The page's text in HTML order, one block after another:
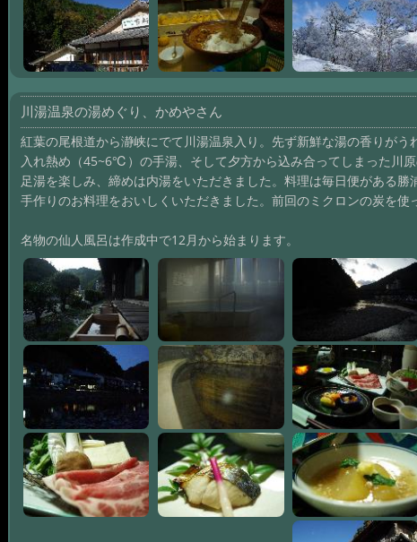
川湯温泉の湯めぐり、かめやさん
紅葉の尾根道から瀞峡にでて川湯温泉入り。先ず新鮮な湯の香りが
入れ熱め（45~6℃）の手湯、そして夕方から込み合ってしまった川
足湯を楽しみ、締めは内湯をいただきました。料理は毎日便がある
手作りのお料理をおいしくいただきました。前回のミクロンの炭を使
名物の仙人風呂は作成中で12月から始まります。